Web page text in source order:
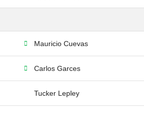
Mauricio Cuevas
Carlos Garces
Tucker Lepley